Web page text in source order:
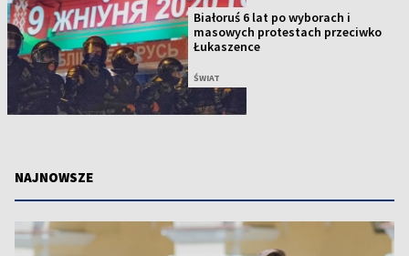
Białoruś 6 lat po wyborach i
masowych protestach przeciwko
Łukaszence
ŚWIAT
NAJNOWSZE